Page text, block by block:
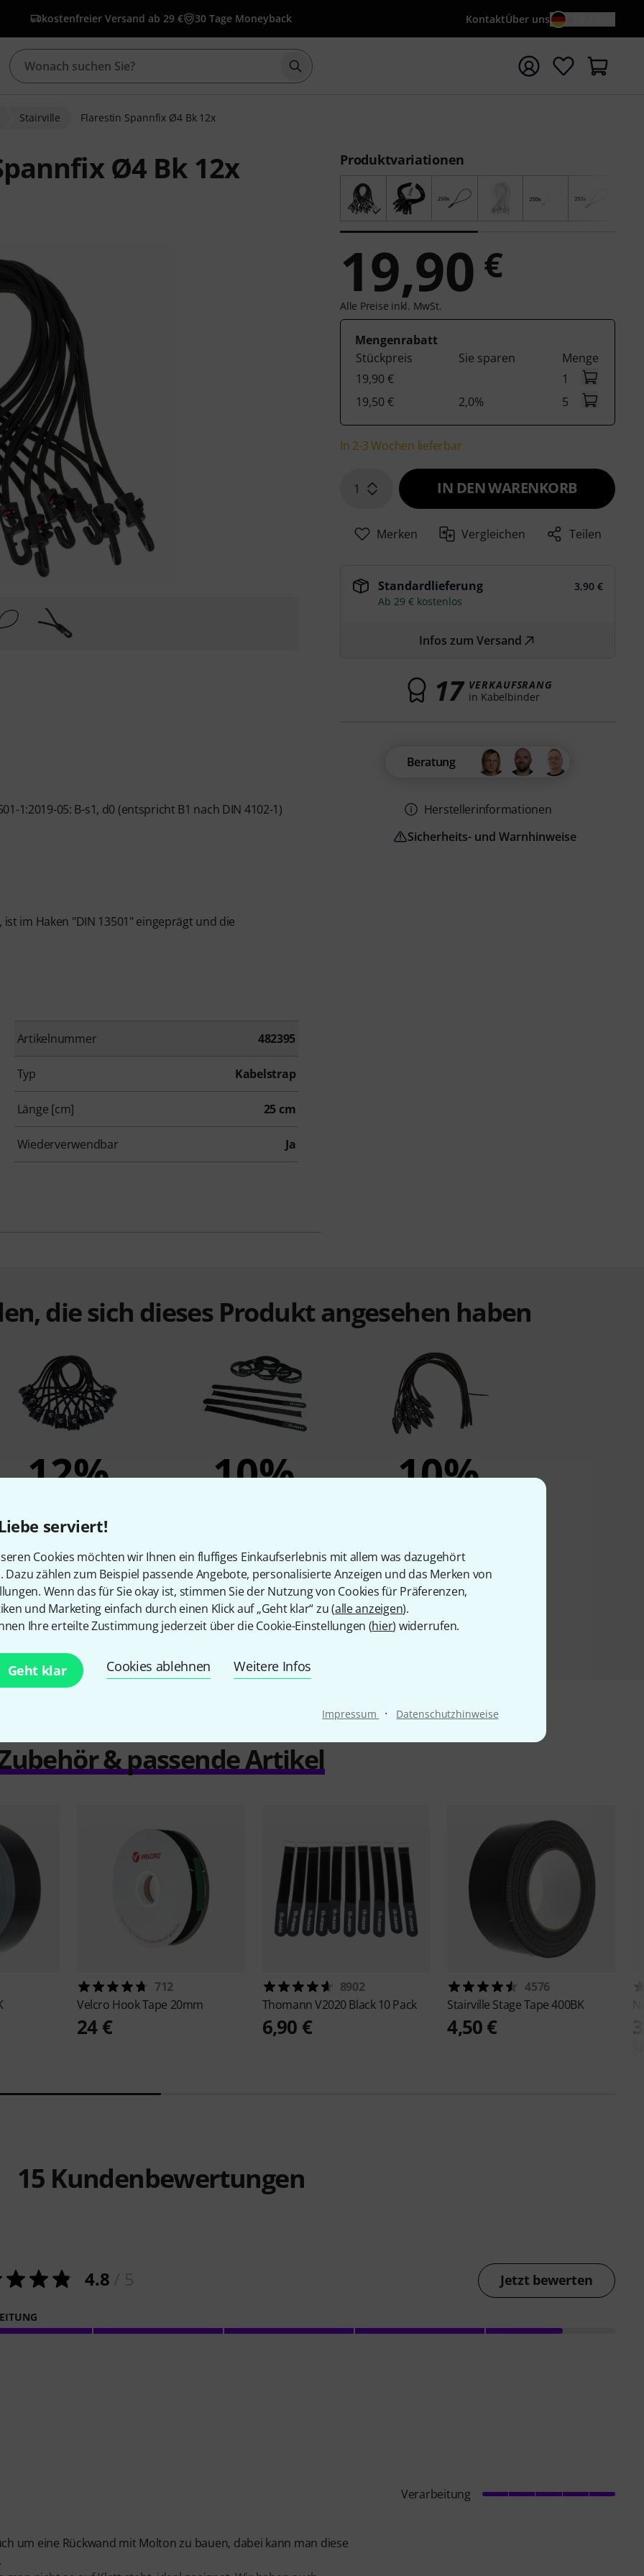
serviert!
Cookies möchten wir Ihnen ein fluffiges Einkaufserlebnis mit allem was dazugehört
Dazu zählen zum Beispiel passende Angebote, personalisierte Anzeigen und das Merken von
Wenn das für Sie okay ist, stimmen Sie der Nutzung von Cookies für Präferenzen,
und Marketing einfach durch einen Klick auf „Geht klar“ zu (alle anzeigen).
Ihre erteilte Zustimmung jederzeit über die Cookie-Einstellungen (hier) widerrufen.
Geht klar Cookies ablehnen Weitere Infos
Impressum · Datenschutzhinweise
kostenfreier Versand ab 29 € 30 Tage Moneyback KontaktÜber uns
Suche mit Suchwort {searchTerm} starten
Stairville Flarestin Spannfix Ø4 Bk 12x
Ø4 Bk 12x
1:2019-05: B-s1, d0 (entspricht B1 nach DIN 4102-1)
im Haken "DIN 13501" eingeprägt und die
Artikelnummer 482395
Typ Kabelstrap
Länge [cm] 25 cm
Wiederverwendbar Ja
Produktvariationen
19,90 €
Alle Preise inkl. MwSt.
Mengenrabatt
Stückpreis
Sie sparen
Menge
19,90 €
1
19,50 €
2,0% 5
In 2-3 Wochen lieferbar
1 IN DEN WARENKORB
Merken Vergleichen Teilen
Standardlieferung
3,90 €
Ab 29 € kostenlos
Infos zum Versand
17 VERKAUFSRANG
in Kabelbinder
Beratung
Herstellerinformationen
Sicherheits- und Warnhinweise
die sich dieses Produkt angesehen haben
12%
Daddario PW-ECT-10
11,10 €
10%
7,90 €
10%
13,90 €
Vergleichen
& passende Artikel
712
Velcro Hook Tape 20mm
24 €
8902
ThomannV2020 Black 10 Pack
6,90 €
4576
Stairville Stage Tape 400BK
4,50 €
15 Kundenbewertungen
4.8 Jetzt bewerten
um eine Rückwand mit Molton zu bauen, dabei kann man diese
Verarbeitung